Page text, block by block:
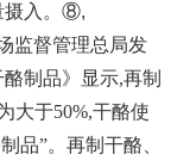
摄入。⑧,
监督管理总局发
制品》显示,再制
大于50%,干酪使
品”。再制干酪、